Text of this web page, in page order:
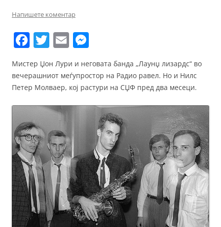
Напишете коментар
F
c
e
b
o
o
k
T
w
itt
er
E
ai
l
ss
e
n
g
er
Мистер Џон Лури и неговата банда „Лаунџ лизардс“ во
вечерашниот меѓупростор на Радио равел. Но и Нилс
Петер Молваер, кој растури на СЏФ пред два месеци.